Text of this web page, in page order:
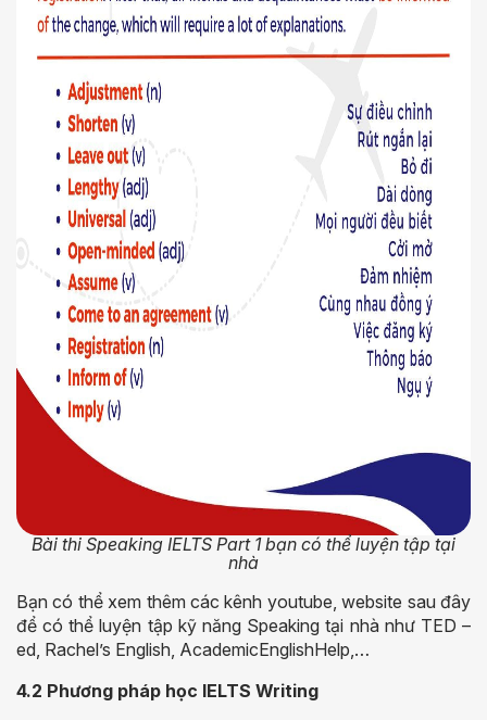
Bài thi Speaking IELTS Part 1 bạn có thể luyện tập tại
nhà
Bạn có thể xem thêm các kênh youtube, website sau đây
để có thể luyện tập kỹ năng Speaking tại nhà như TED –
ed, Rachel’s English, AcademicEnglishHelp,…
4.2 Phương pháp học IELTS Writing